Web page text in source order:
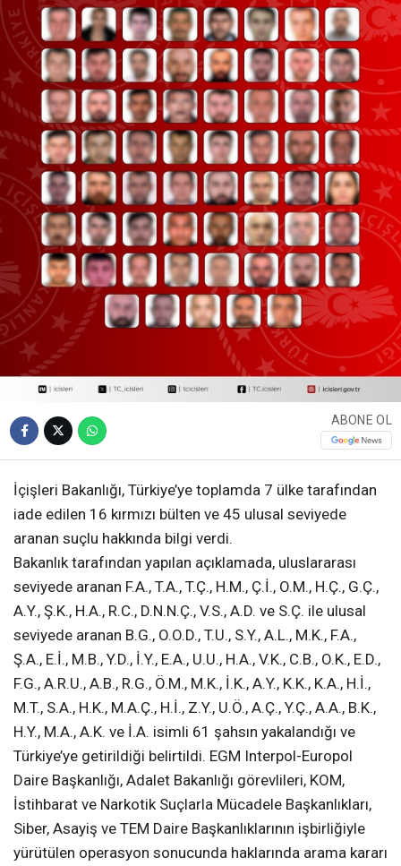
ABONE OL
İçişleri Bakanlığı, Türkiye’ye toplamda 7 ülke tarafından
iade edilen 16 kırmızı bülten ve 45 ulusal seviyede
aranan suçlu hakkında bilgi verdi.
Bakanlık tarafından yapılan açıklamada, uluslararası
seviyede aranan F.A., T.A., T.Ç., H.M., Ç.İ., O.M., H.Ç., G.Ç.,
A.Y., Ş.K., H.A., R.C., D.N.N.Ç., V.S., A.D. ve S.Ç. ile ulusal
seviyede aranan B.G., O.O.D., T.U., S.Y., A.L., M.K., F.A.,
Ş.A., E.İ., M.B., Y.D., İ.Y., E.A., U.U., H.A., V.K., C.B., O.K., E.D.,
F.G., A.R.U., A.B., R.G., Ö.M., M.K., İ.K., A.Y., K.K., K.A., H.İ.,
M.T., S.A., H.K., M.A.Ç., H.İ., Z.Y., U.Ö., A.Ç., Y.Ç., A.A., B.K.,
H.Y., M.A., A.K. ve İ.A. isimli 61 şahsın yakalandığı ve
Türkiye’ye getirildiği belirtildi. EGM Interpol-Europol
Daire Başkanlığı, Adalet Bakanlığı görevlileri, KOM,
İstihbarat ve Narkotik Suçlarla Mücadele Başkanlıkları,
Siber, Asayiş ve TEM Daire Başkanlıklarının işbirliğiyle
yürütülen operasyon sonucunda haklarında arama kararı